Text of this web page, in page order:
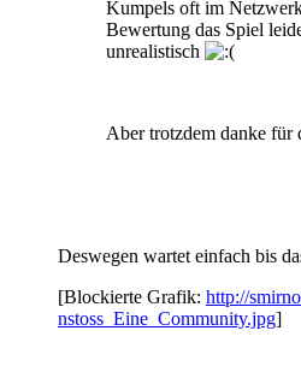
Kumpels oft im
Bewertung das Spiel
unrealistisch
Aber trotzdem danke für
Deswegen wartet einfach bis
[Blockierte Grafik: http://
nstoss_Eine_Community.jpg]